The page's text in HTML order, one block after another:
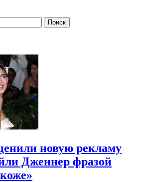
новую рекламу
Дженнер фразой